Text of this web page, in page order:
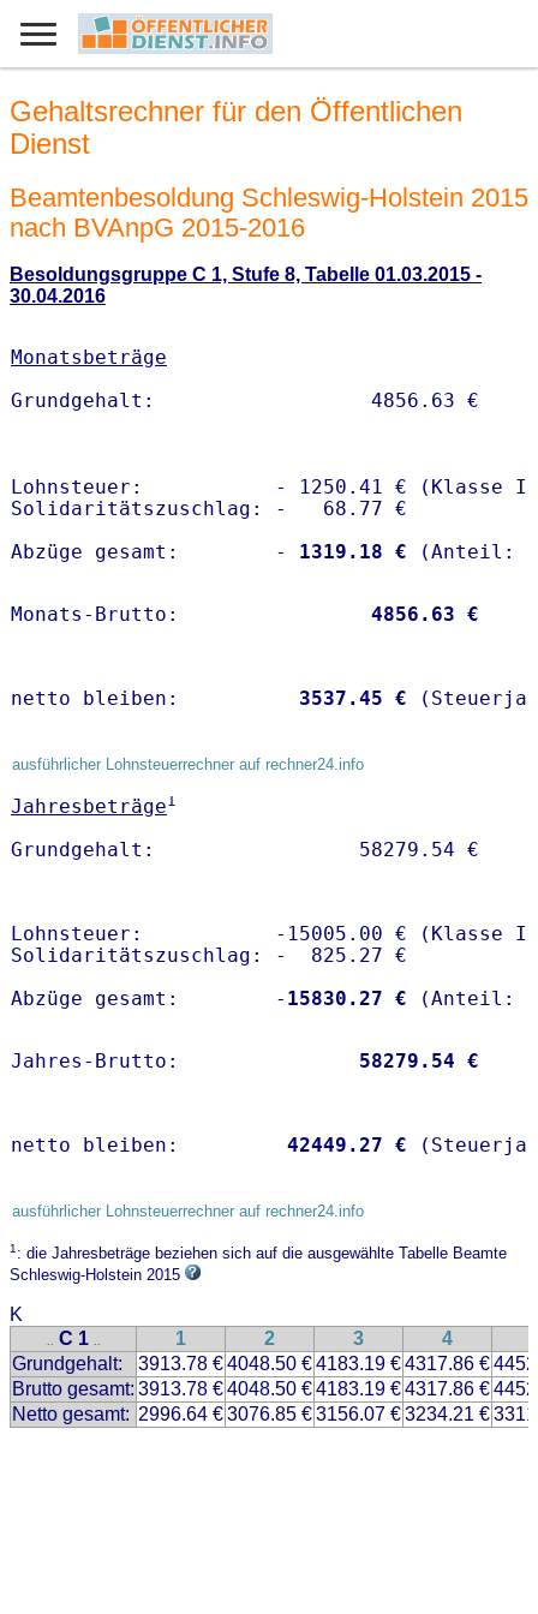
Gehaltsrechner für den Öffentlichen
Dienst
Beamtenbesoldung Schleswig-Holstein 2015
nach BVAnpG 2015-2016
Besoldungsgruppe C 1, Stufe 8, Tabelle 01.03.2015 -
30.04.2016
Monatsbeträge
Lohnsteuer:           - 1250.41 € (Klasse I)
Solidaritätszuschlag: -   68.77 €
Abzüge gesamt:        -
1319.18 €
Monats-Brutto: 4856.63 €
netto bleiben: 3537.45 €
ausführlicher Lohnsteuerrechner auf rechner24.info
Jahresbeträge1
Lohnsteuer:           -15005.00 € (Klasse I)
Solidaritätszuschlag: -  825.27 €
Abzüge gesamt:        - 15830.27 €
Jahres-Brutto: 58279.54 €
netto bleiben: 42449.27 €
ausführlicher Lohnsteuerrechner auf rechner24.info
1: die Jahresbeträge beziehen sich auf die ausgewählte Tabelle Beamte
Schleswig-Holstein 2015
K
.. C 1 .. 1 2 3 4
Grundgehalt:
3913.78 €4048.50 €4183.19 €4317.86 €
Brutto gesamt: 3913.78 €4048.50 €4183.19 €4317.86 €
Netto gesamt: 2996.64 €3076.85 €3156.07 €3234.21 €